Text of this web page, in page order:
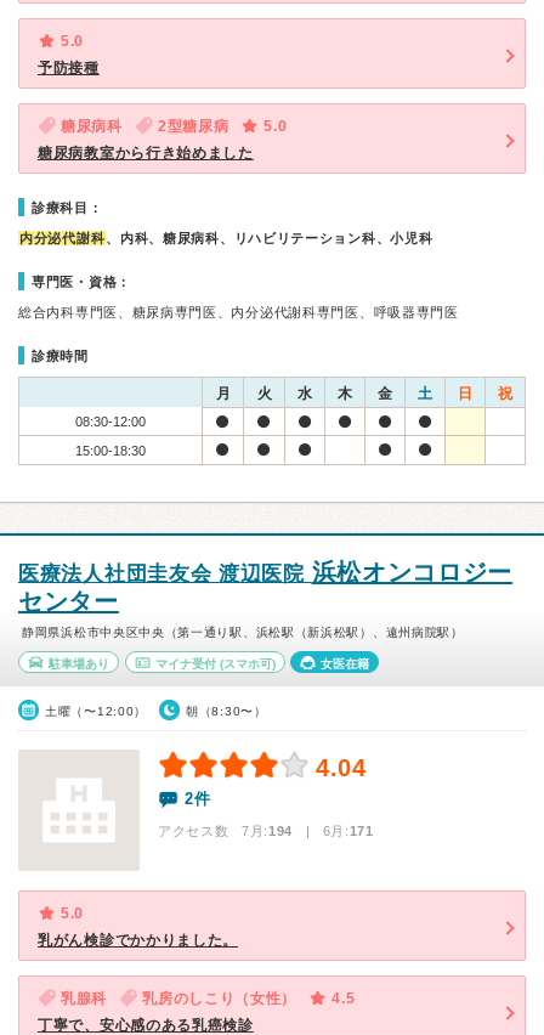
5.0
予防接種
糖尿病科 2型糖尿病
5.0
糖尿病教室から行き始めました
診療科目：
内分泌代謝科、内科、糖尿病科、リハビリテーション科、小児科
専門医・資格：
総合内科専門医、糖尿病専門医、内分泌代謝科専門医、呼吸器専門医
診療時間
月 火 水 木 金 土 日 祝
08:30-12:00
15:00-18:30
医療法人社団圭友会 渡辺医院 浜松オンコロジー
センター
静岡県浜松市中央区中央（第一通り駅、浜松駅（新浜松駅）、遠州病院駅）
駐車場あり マイナ受付(スマホ可) 女医在籍
土曜（〜12:00） 朝（8:30〜）
4.04
2件
アクセス数 7月:194 | 6月:171
5.0
乳がん検診でかかりました。
乳腺科 乳房のしこり（女性）
4.5
丁寧で、安心感のある乳癌検診